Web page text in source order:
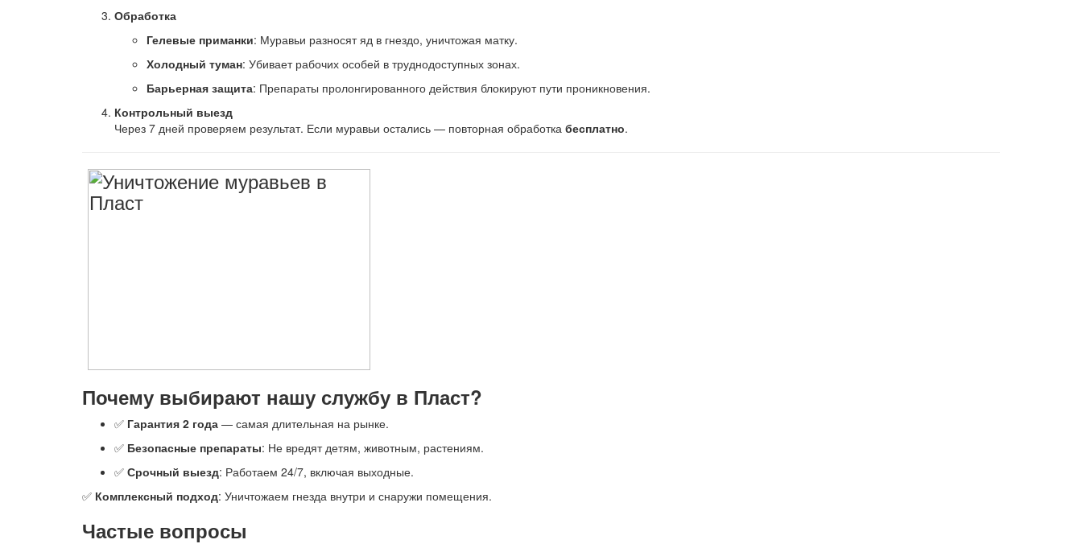
Обработка
Гелевые приманки: Муравьи разносят яд в гнездо, уничтожая матку.
Холодный туман: Убивает рабочих особей в труднодоступных зонах.
Барьерная защита: Препараты пролонгированного действия блокируют пути проникновения.
Контрольный выезд
Через 7 дней проверяем результат. Если муравьи остались — повторная обработка бесплатно.
Почему выбирают нашу службу в Пласт?
✅ Гарантия 2 года — самая длительная на рынке.
✅ Безопасные препараты: Не вредят детям, животным, растениям.
✅ Срочный выезд: Работаем 24/7, включая выходные.
✅ Комплексный подход: Уничтожаем гнезда внутри и снаружи помещения.
Частые вопросы